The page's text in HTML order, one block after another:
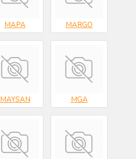
MAPA MARGO
MAYSAN MGA